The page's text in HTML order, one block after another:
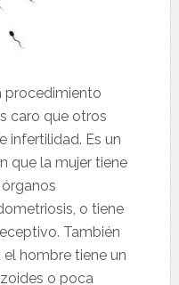
procedimiento
caro que otros
infertilidad. Es un
que la mujer tiene
o tiene
También
hombre tiene un
o poca